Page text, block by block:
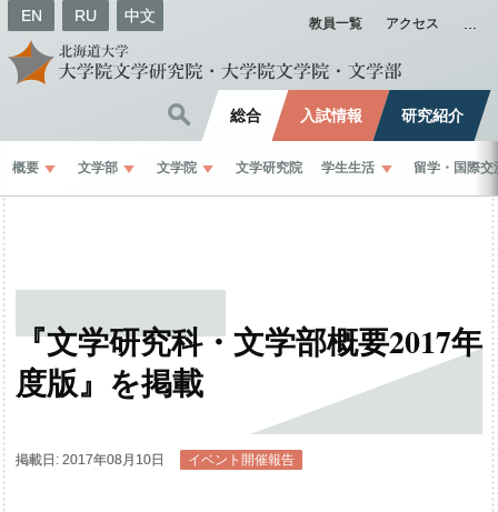
EN RU 中文 教員一覧 アクセス
総合 入試情報 研究紹介
概要 文学部 文学院 文学研究院 学生生活 留学 ・ 国際交
『文学研究科・文学部概要2017年
度版』を掲載
掲載日: 2017年08月10日 イベント開催報告